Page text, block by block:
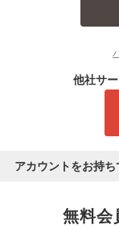
他社サ
アカウントをお持ち
無料会